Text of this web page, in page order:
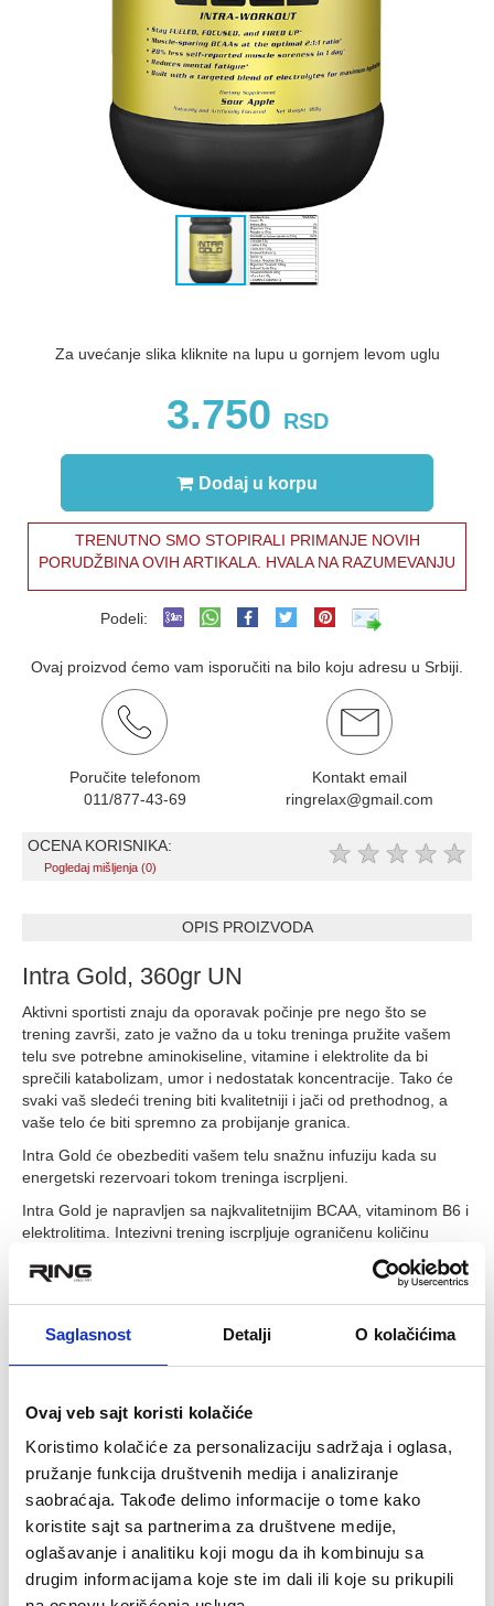
Saglasnost Detalji O kolačićima
Ovaj veb sajt koristi kolačiće
Koristimo kolačiće za personalizaciju sadržaja i oglasa,
pružanje funkcija društvenih medija i analiziranje
saobraćaja. Takođe delimo informacije o tome kako
koristite sajt sa partnerima za društvene medije,
oglašavanje i analitiku koji mogu da ih kombinuju sa
drugim informacijama koje ste im dali ili koje su prikupili
Za uvećanje slika kliknite na lupu u gornjem levom uglu
3.750 RSD
Dodaj u korpu
TRENUTNO SMO STOPIRALI PRIMANJE NOVIH
PORUDŽBINA OVIH ARTIKALA. HVALA NA RAZUMEVANJU
Podeli:
Ovaj proizvod ćemo vam isporučiti na bilo koju adresu u Srbiji.
Poručite telefonom
011/877-43-69
Kontakt email
ringrelax@gmail.com
OCENA KORISNIKA:
Pogledaj mišljenja (0) ★ ★ ★ ★ ★
OPIS PROIZVODA
Intra Gold, 360gr UN
Aktivni sportisti znaju da oporavak počinje pre nego što se
trening završi, zato je važno da u toku treninga pružite vašem
telu sve potrebne aminokiseline, vitamine i elektrolite da bi
sprečili katabolizam, umor i nedostatak koncentracije. Tako će
svaki vaš sledeći trening biti kvalitetniji i jači od prethodnog, a
vaše telo će biti spremno za probijanje granica.
Intra Gold će obezbediti vašem telu snažnu infuziju kada su
energetski rezervoari tokom treninga iscrpljeni.
Intra Gold je napravljen sa najkvalitetnijim BCAA, vitaminom B6 i
elektrolitima. Intezivni trening iscrpljuje ograničenu količinu
energiju za telo pretvaranjem hrane u gorivo. BCAA isporučuju
ima dovoljno snage za intezivne treninge. Intra Gold ne bi bio
potpun bez efektivno doziranih elektrolita koji omogućavaju
Intra Gold sadrži L-carnitin čime se minimizira akumulacija
mlečne kiseline. Kliničke studije pokazuju da L-carnitin za preko
50% samanjuje oštenje mišića. Takodje, L-carnitin smanjuje
procenat masnoće u telu.
LOLA (L-Ornithine L-Aspartat) u kombinaciji sa BCAA značajno
smanjuju koncentraciju amonijaka u krvnoj plazmi, koji se
povećava tokom intezivnog treninga, omogućavajući da vaš
trening podignete na viši nivo.